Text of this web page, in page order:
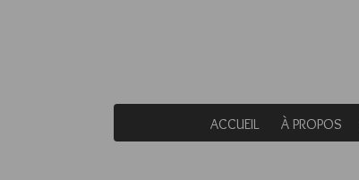
ACCUEIL À PROPOS